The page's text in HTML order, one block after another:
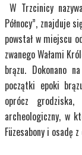
W Trzcinicy
Północy”, znajduje
powstał w miejscu
zwanego Wałami
brązu. Dokonano
początki epoki
oprócz
archeologiczny, w
Füzesabony i osadę